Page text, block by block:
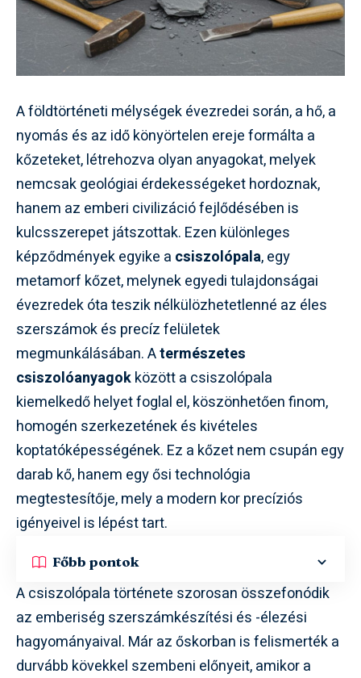
A földtörténeti mélységek évezredei során, a hő, a
nyomás és az idő könyörtelen ereje formálta a
kőzeteket, létrehozva olyan anyagokat, melyek
nemcsak geológiai érdekességeket hordoznak,
hanem az emberi civilizáció fejlődésében is
kulcsszerepet játszottak. Ezen különleges
képződmények egyike a csiszolópala, egy
metamorf kőzet, melynek egyedi tulajdonságai
évezredek óta teszik nélkülözhetetlenné az éles
szerszámok és precíz felületek
megmunkálásában. Atermészetes
csiszolóanyagokközött a csiszolópala
kiemelkedő helyet foglal el, köszönhetően finom,
homogén szerkezetének és kivételes
koptatóképességének. Ez a kőzet nem csupán egy
darab kő, hanem egy ősi technológia
megtestesítője, mely a modern kor precíziós
igényeivel is lépést tart.
Főbb pontok
A csiszolópala története szorosan összefonódik
az emberiség szerszámkészítési és -élezési
hagyományaival. Már az őskorban is felismerték a
durvább kövekkel szembeni előnyeit, amikor a